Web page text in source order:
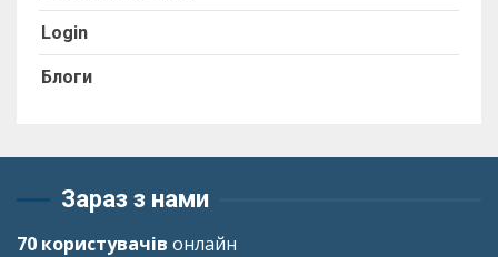
Login
Блоги
Зараз з нами
70 користувачів онлайн